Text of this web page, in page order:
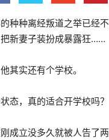
种种离经叛道之举已经
新妻子装扮成暴露狂……
其实还有个学校。
态，真的适合开学校吗？
成立没多久就被人告了